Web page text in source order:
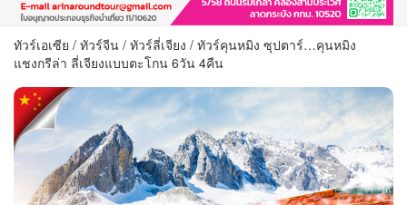
ทัวร์เอเซีย / ทัวร์จีน / ทัวร์ลี่เจียง / ทัวร์คุนหมิง ซุปตาร์…คุนหมิง
แชงกรีล่า ลี่เจียงแบบตะโกน 6วัน 4คืน